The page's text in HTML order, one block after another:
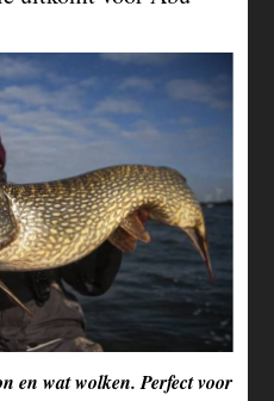
en wat wolken. Perfect voor